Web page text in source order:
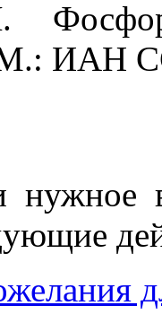
ИАН